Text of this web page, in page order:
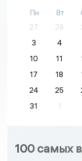
Пн Вт
27
28
3
4
10
11
17
18
24
25
31
1
100 самых